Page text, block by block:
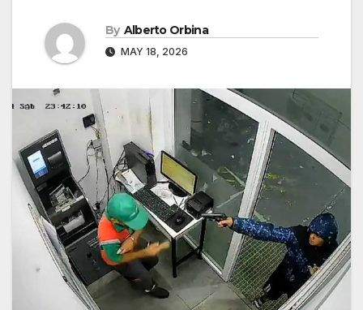
By Alberto Orbina
MAY 18, 2026